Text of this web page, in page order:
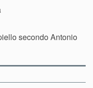
secondo Antonio